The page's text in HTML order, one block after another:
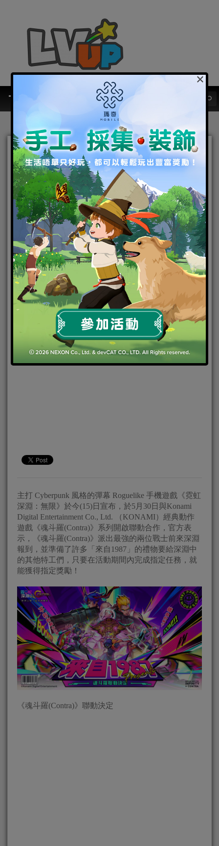
《霓虹深淵：無限》x《魂
斗羅》聯動確定 搶先曝光期
間限定活動及角色情報
2024-05-16|Android,IOS,手機遊戲
主打 Cyberpunk 風格的彈幕 Roguelike 手機遊戲《霓虹
深淵：無限》於今(15)日宣布，於5月30日與Konami
Digital Entertainment Co., Ltd. （KONAMI）經典動作
遊戲《魂斗羅(Contra)》系列開啟聯動合作，官方表
示，《魂斗羅(Contra)》派出最強的兩位戰士前來深淵
報到，並準備了許多「來自1987」的禮物要給深淵中
的其他特工們，只要在活動期間內完成指定任務，就
能獲得指定獎勵！
《魂斗羅(Contra)》聯動決定
×